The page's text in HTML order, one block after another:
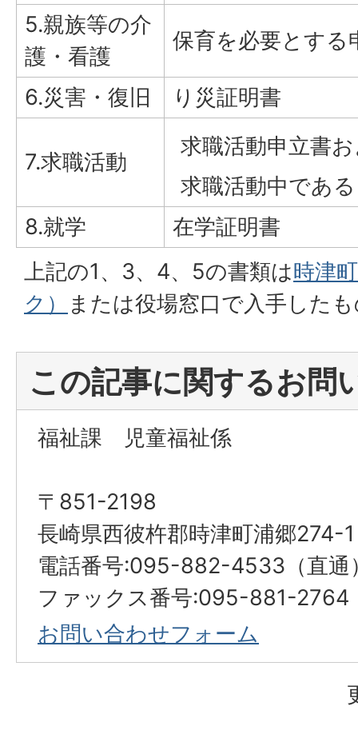
5.親族等の介
護・看護
保育を必要とする
6.災害・復旧 り災証明書
7.求職活動
求職活動申立書
求職活動中であ
8.就学
在学証明書
上記の1、3、4、5の書類は時津
ク）
または役場窓口で入手した
この記事に関するお問
福祉課 児童福祉係
〒851-2198
長崎県西彼杵郡時津町浦郷274-1
電話番号:095-882-4533（直通
ファックス番号:095-881-2764
お問い合わせフォーム